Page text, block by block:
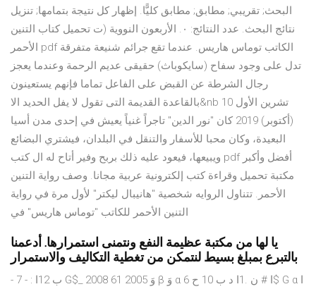
البحث; تقريبي; مطابق; مطابق كليًّا. إظهار كل نتيجة بتمامها; تنزيل
نتائج البحث. عدد النتائج: ٠. الأربعون النووية (ت تحميل كتاب التنين
الأحمر pdf الكاتب توماس هاريس. عندما تقع جرائم شنيعة متفرقة
تدل على وجود سفاح (سايكوباث) حقيقى عديم الرحمة وعندما يعجز
رجال الشرطة عن القبض على الفاعل تماما فإنهم يستعينون
بالقاعدة القديمة التى تقول لا يفل الحديد الا&nb 10 تشرين الأول
(أكتوبر) 2019 كان "نور الدين" تاجراً غنياً يعيش في إحدى مدن أسيا
البعيدة، وكان محبا للأسفار والتنقل في البلدان، فيشتري البضائع
ويبيعها، فيعود عليه ذلك بربح وفير أتاح له ال كتب pdf أفضل وأكبر
مكتبة تحميل وقراءة كتب إلكترونية عربية مجانا. وصف رواية التنين
الأحمر. تتناول الروايه شخصية "هانيبال ليكتر" لأول مرة في رواية
يا لها من مكتبة عظيمة النفع ونتمنى استمرارها. أدعمنا
بالتبرع بمبلغ بسيط لنتمكن من تغطية التكاليف والاستمرار
- 7 - : ب 12ا G$_ 2008 وَ 2005 61 β وَ α 6 ا # ن .1ا د ب 10 ح$ G α ا